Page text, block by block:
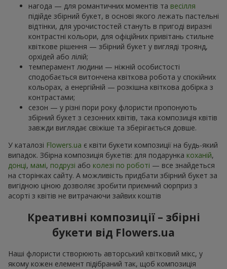
нагода — для романтичних моментів та весілля
підійде збірний букет, в основі якого лежать пастельні
відтінки, для урочистостей стануть в пригоді виразні
контрастні кольори, для офіційних привітань стильне
квіткове рішення — збірний букет у вигляді троянд,
орхідей або лілій;
темперамент людини — ніжній особистості
сподобається витончена квіткова робота у спокійних
кольорах, а енергійній — розкішна квіткова добірка з
контрастами;
сезон — у різні пори року флористи пропонують
збірний букет з сезонних квітів, така композиція квітів
завжди виглядає свіжіше та зберігається довше.
У каталозі Flowers.ua є квіти букети композиції на будь-який
випадок. Збірна композиція букетів: для подарунка коханій,
донці, мамі, подрузі або колезі по роботі — все знайдеться
на сторінках сайту. А можливість придбати збірний букет за
вигідною ціною дозволяє зробити приємний сюрприз з
асорті з квітів не витрачаючи зайвих коштів
Креативні композиції – збірні
букети від Flowers.ua
Наші флористи створюють авторський квітковий мікс, у
якому кожен елемент підібраний так, щоб композиція